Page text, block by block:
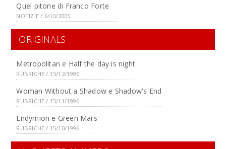
Quel pitone di Franco Forte
NOTIZIE / 6/10/2005
ORIGINALS
Metropolitan e Half the day is night
RUBRICHE / 15/12/1996
Woman Without a Shadow e Shadow's End
RUBRICHE / 15/11/1996
Endymion e Green Mars
RUBRICHE / 15/10/1996